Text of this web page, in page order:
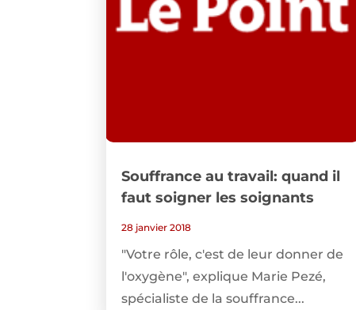
Souffrance au travail: quand il
faut soigner les soignants
28 janvier 2018
"Votre rôle, c'est de leur donner de
l'oxygène", explique Marie Pezé,
spécialiste de la souffrance...